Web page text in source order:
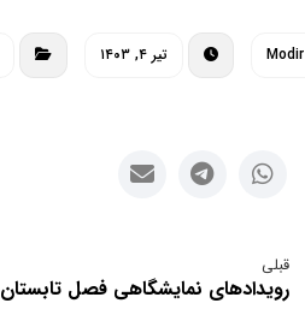
Modir تیر ۴, ۱۴۰۳
قبلی
رویدادهای نمایشگاهی فصل تابستان